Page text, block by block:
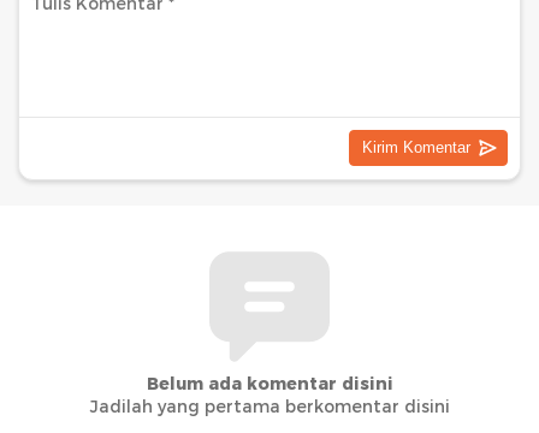
Belum ada komentar disini
Jadilah yang pertama berkomentar disini